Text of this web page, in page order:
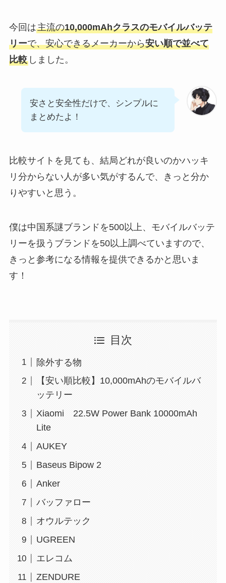
今回は主流の10,000mAhクラスのモバイルバッテ
リーで、安心できるメーカーから安い順で並べて
比較しました。
安さと安全性だけで、シンプルに
まとめたよ！
比較サイトを見ても、結局どれが良いのかハッキ
リ分からない人が多い気がするんで、きっと分か
りやすいと思う。
僕は中国系謎ブランドを500以上、モバイルバッテ
リーを扱うブランドを50以上調べていますので、
きっと参考になる情報を提供できるかと思いま
す！
目次
除外する物
【安い順比較】10,000mAhのモバイルバ
ッテリー
Xiaomi 22.5W Power Bank 10000mAh
Lite
AUKEY
Baseus Bipow 2
Anker
バッファロー
オウルテック
UGREEN
エレコム
ZENDURE